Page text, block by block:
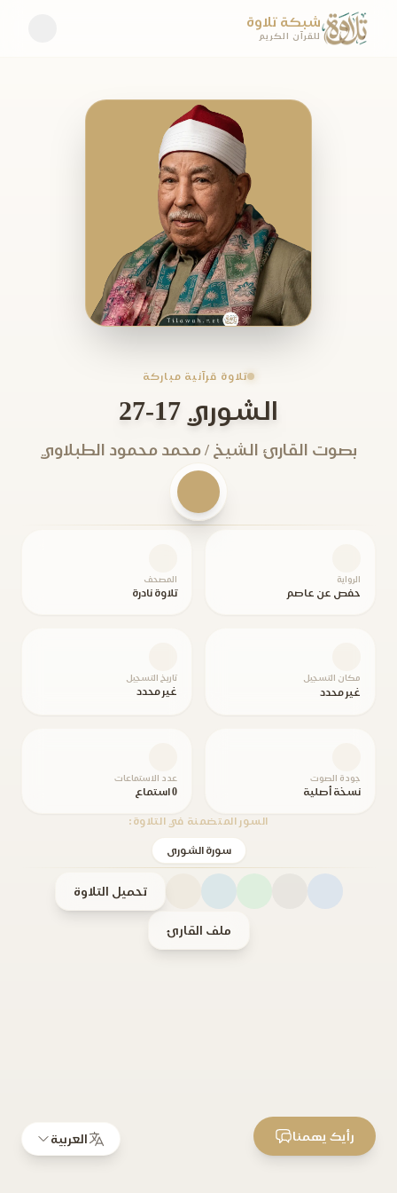
شبكة تلاوة
للقرآن الكريم
تلاوة قرآنية مباركة
الشوري 17-27
بصوت القارئ الشيخ / محمد محمود الطبلاوي
الرواية
حفص عن عاصم
المصحف
تلاوة نادرة
مكان التسجيل
غير محدد
تاريخ التسجيل
غير محدد
جودة الصوت
نسخة أصلية
عدد الاستماعات
0 استماع
السور المتضمنة في التلاوة:
سورة الشورى
تحميل التلاوة
ملف القارئ
العربية رأيك يهمنا